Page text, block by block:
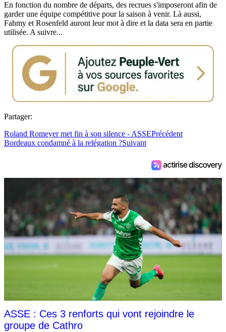
En fonction du nombre de départs, des recrues s'imposeront afin de
garder une équipe compétitive pour la saison à venir. Là aussi,
Fahmy et Rosenfeld auront leur mot à dire et la data sera en partie
utilisée. A suivre...
Partager:
Roland Romeyer met fin à son silence - ASSEPrécédent
Bordeaux condamné à la relégation ?Suivant
ASSE : Ces 3 renforts qui vont rejoindre le
groupe de Cathro